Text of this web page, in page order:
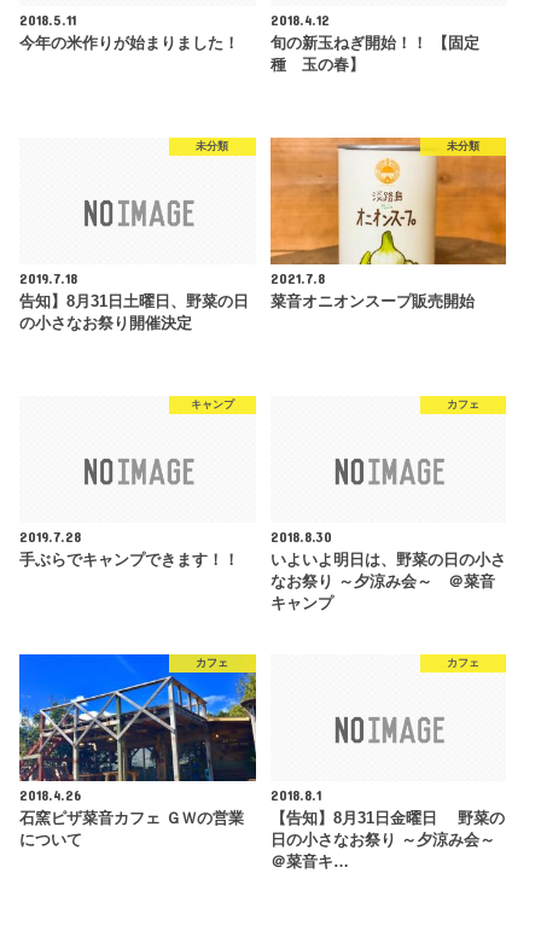
2018.5.11
今年の米作りが始まりました！
2018.4.12
旬の新玉ねぎ開始！！ 【固定
種 玉の春】
未分類
2019.7.18
告知】8月31日土曜日、野菜の日
の小さなお祭り開催決定
未分類
2021.7.8
菜音オニオンスープ販売開始
キャンプ
2019.7.28
手ぶらでキャンプできます！！
カフェ
2018.8.30
いよいよ明日は、野菜の日の小さ
なお祭り ～夕涼み会～ ＠菜音
キャンプ
カフェ
2018.4.26
石窯ピザ菜音カフェ ＧＷの営業
について
カフェ
2018.8.1
【告知】8月31日金曜日 野菜の
日の小さなお祭り ～夕涼み会～
＠菜音キ…